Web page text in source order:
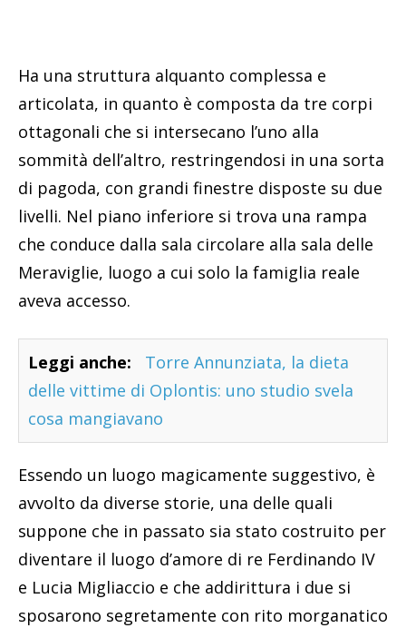
Ha una struttura alquanto complessa e
articolata, in quanto è composta da tre corpi
ottagonali che si intersecano l’uno alla
sommità dell’altro, restringendosi in una sorta
di pagoda, con grandi finestre disposte su due
livelli. Nel piano inferiore si trova una rampa
che conduce dalla sala circolare alla sala delle
Meraviglie, luogo a cui solo la famiglia reale
aveva accesso.
Leggi anche:
Torre Annunziata, la dieta
delle vittime di Oplontis: uno studio svela
cosa mangiavano
Essendo un luogo magicamente suggestivo, è
avvolto da diverse storie, una delle quali
suppone che in passato sia stato costruito per
diventare il luogo d’amore di re Ferdinando IV
e Lucia Migliaccio e che addirittura i due si
sposarono segretamente con rito morganatico